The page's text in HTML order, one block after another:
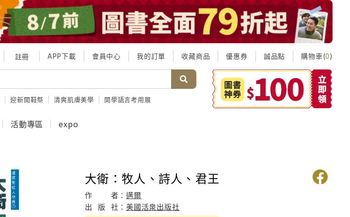
註冊 APP下載 會員中心 我的訂單 收藏商品 優惠券 誠品點 購物車(0)
迎新開鞋祭 清爽肌膚美學 開學語言考用展
活動專區 expo
大衛：牧人、詩人、君王
作 者：邁爾
出
版 社：美國活泉出版社